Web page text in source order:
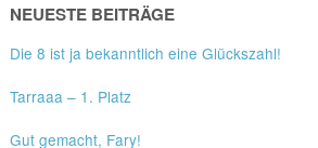
NEUESTE BEITRÄGE
Die 8 ist ja bekanntlich eine Glückszahl!
Tarraaa – 1. Platz
Gut gemacht, Fary!